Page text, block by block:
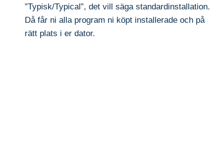
”Typisk/Typical”, det vill säga standardinstallation.
Då får ni alla program ni köpt installerade och på
rätt plats i er dator.